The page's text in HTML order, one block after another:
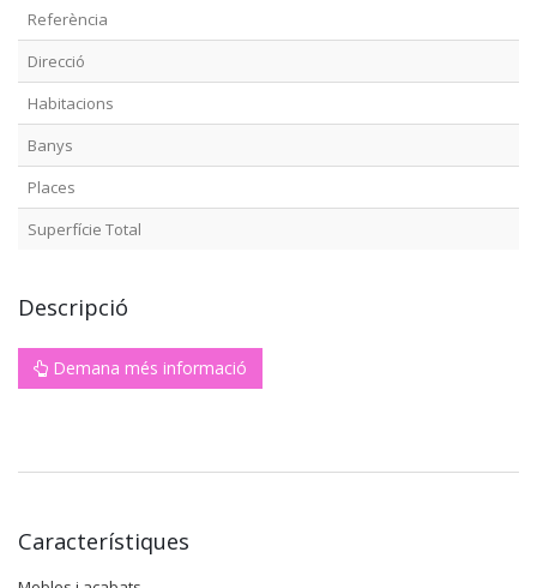
Referència
Direcció
Habitacions
Banys
Places
Superfície Total
Descripció
Demana més informació
Característiques